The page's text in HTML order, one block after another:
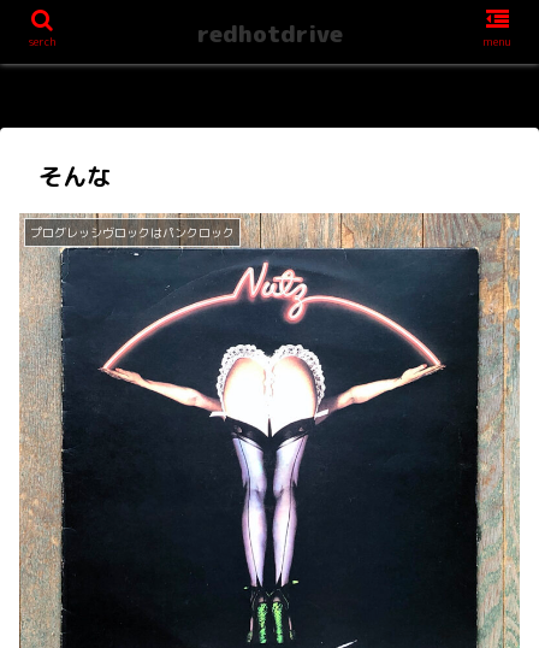
そんな
プログレッシヴロックはパンクロック
serch redhotdrive menu